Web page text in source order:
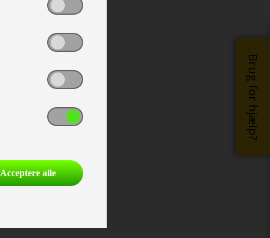
Brug for hjælp?
Acceptere alle